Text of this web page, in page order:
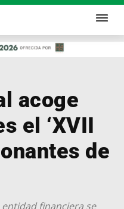
acoge
el ‘XVII
de
entidad financiera se